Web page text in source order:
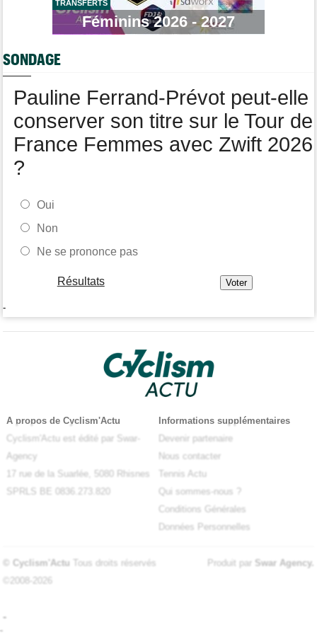
Tour de Pologne
Jan Christen : "J'ai dû me retenir pour ne pas attaquer trop tôt"
Kasia Niewiadoma fait coup double sur la 7e étape
Joao Almeida a abandonné après une nouvelle chute
TRANSFERTS
Féminins 2026 - 2027
SONDAGE
Pauline Ferrand-Prévot peut-elle
conserver son titre sur le Tour de
France Femmes avec Zwift 2026
?
Oui
Non
Ne se prononce pas
Résultats
-
A propos de Cyclism'Actu
Cyclism'Actu est édité par Swar-
Agency
17 rue de la Suarlée, 5080 Rhisnes
SPRLS BE 0836.273.820
Informations supplémentaires
Devenir partenaire
Nous contacter
Tennis Actu
Qui sommes-nous ?
Conditions Générales
Données Personnelles
© Cyclism'Actu Tous droits réservés
©2008-2026
Produit par Swar Agency.
-
-